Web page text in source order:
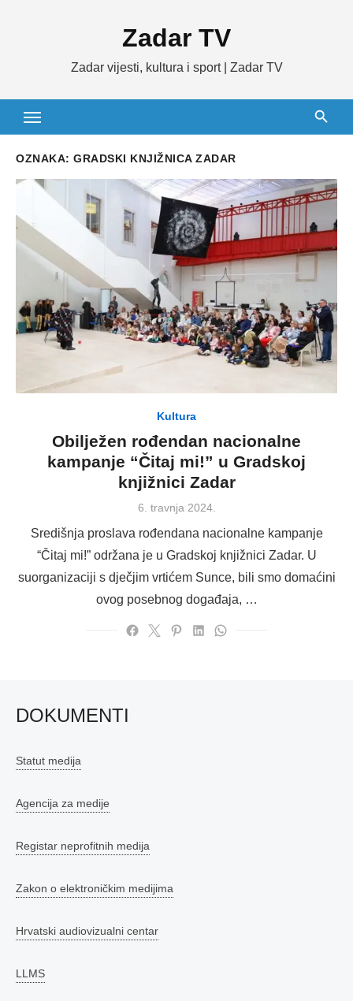
Zadar TV
Zadar vijesti, kultura i sport | Zadar TV
OZNAKA: GRADSKI KNJIŽNICA ZADAR
Kultura
Obilježen rođendan nacionalne
kampanje “Čitaj mi!” u Gradskoj
knjižnici Zadar
Posted
6. travnja 2024.
Središnja proslava rođendana nacionalne kampanje
“Čitaj mi!” održana je u Gradskoj knjižnici Zadar. U
suorganizaciji s dječjim vrtićem Sunce, bili smo domaćini
ovog posebnog događaja, …
DOKUMENTI
Statut medija
Agencija za medije
Registar neprofitnih medija
Zakon o elektroničkim medijima
Hrvatski audiovizualni centar
LLMS